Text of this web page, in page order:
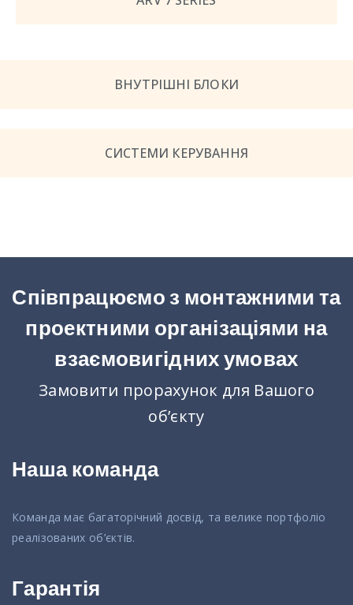
ВНУТРІШНІ БЛОКИ
СИСТЕМИ КЕРУВАННЯ
Співпрацюємо з монтажними та
проектними організаціями на
взаємовигідних умовах
Замовити прорахунок для Вашого
об’єкту
Наша команда
Команда має багаторічний досвід, та велике портфоліо
реалізованих об’єктів.
Гарантія